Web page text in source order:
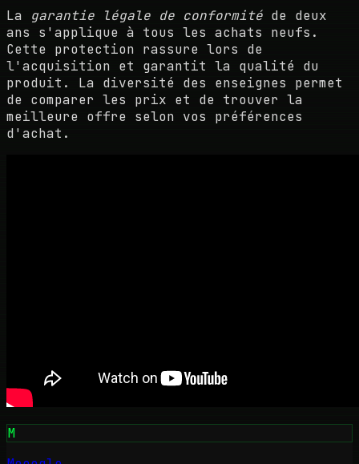
La garantie légale de conformité de deux
ans s'applique à tous les achats neufs.
Cette protection rassure lors de
l'acquisition et garantit la qualité du
produit. La diversité des enseignes permet
de comparer les prix et de trouver la
meilleure offre selon vos préférences
d'achat.
M